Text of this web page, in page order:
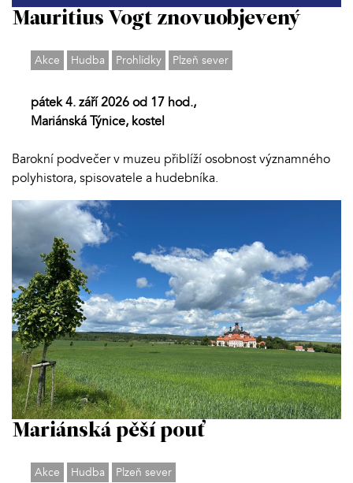
Mauritius Vogt znovuobjevený
Akce Hudba Prohlídky Plzeň sever
pátek 4. září 2026 od 17 hod.,
Mariánská Týnice, kostel
Barokní podvečer v muzeu přiblíží osobnost významného
polyhistora, spisovatele a hudebníka.
Mariánská pěší pouť
Akce Hudba Plzeň sever